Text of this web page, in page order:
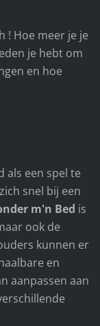
! Hoe meer je je
je hebt om
en hoe
als een spel te
snel bij een
m'n Bed is
ook de
kunnen er
en
aanpassen aan